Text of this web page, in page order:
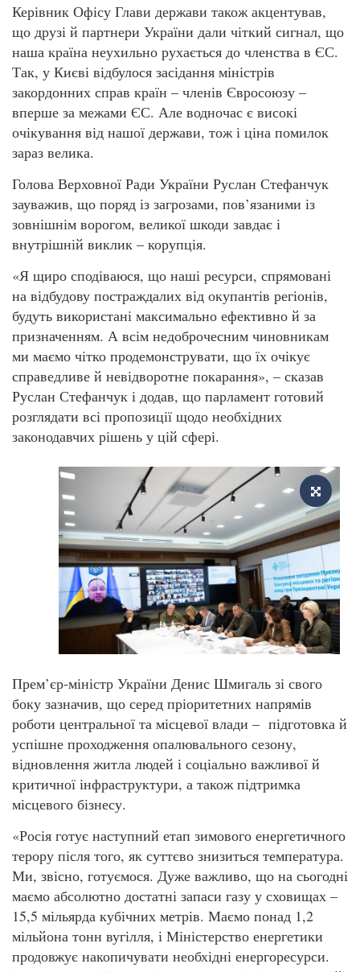
Керівник Офісу Глави держави також акцентував,
що друзі й партнери України дали чіткий сигнал, що
наша країна неухильно рухається до членства в ЄС.
Так, у Києві відбулося засідання міністрів
закордонних справ країн – членів Євросоюзу –
вперше за межами ЄС. Але водночас є високі
очікування від нашої держави, тож і ціна помилок
зараз велика.
Голова Верховної Ради України Руслан Стефанчук
зауважив, що поряд із загрозами, пов’язаними із
зовнішнім ворогом, великої шкоди завдає і
внутрішній виклик – корупція.
«Я щиро сподіваюся, що наші ресурси, спрямовані
на відбудову постраждалих від окупантів регіонів,
будуть використані максимально ефективно й за
призначенням. А всім недоброчесним чиновникам
ми маємо чітко продемонструвати, що їх очікує
справедливе й невідворотне покарання», – сказав
Руслан Стефанчук і додав, що парламент готовий
розглядати всі пропозиції щодо необхідних
законодавчих рішень у цій сфері.
Прем’єр-міністр України Денис Шмигаль зі свого
боку зазначив, що серед пріоритетних напрямів
роботи центральної та місцевої влади – підготовка й
успішне проходження опалювального сезону,
відновлення житла людей і соціально важливої й
критичної інфраструктури, а також підтримка
місцевого бізнесу.
«Росія готує наступний етап зимового енергетичного
терору після того, як суттєво знизиться температура.
Ми, звісно, готуємося. Дуже важливо, що на сьогодні
маємо абсолютно достатні запаси газу у сховищах –
15,5 мільярда кубічних метрів. Маємо понад 1,2
мільйона тонн вугілля, і Міністерство енергетики
продовжує накопичувати необхідні енергоресурси.